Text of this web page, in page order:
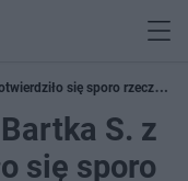
się sporo rzeczy, o
S. z
się sporo